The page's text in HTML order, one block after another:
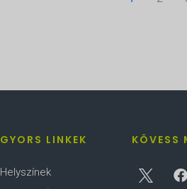
GYORS LINKEK
Helyszínek
KÖVESS